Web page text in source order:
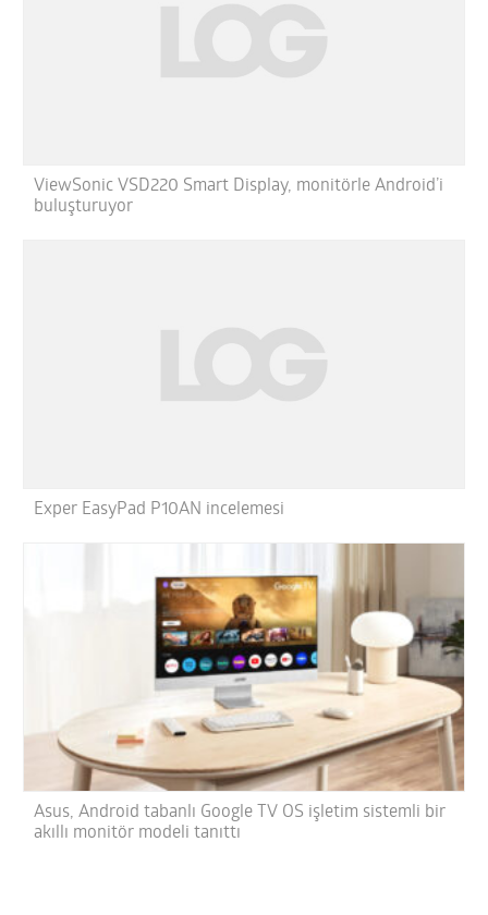
ViewSonic VSD220 Smart Display, monitörle Android’i
buluşturuyor
Exper EasyPad P10AN incelemesi
Asus, Android tabanlı Google TV OS işletim sistemli bir
akıllı monitör modeli tanıttı